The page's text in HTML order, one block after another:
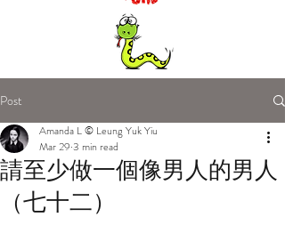
Post
請至少做一個像男人的男人
（七十二）
Amanda L © Leung Yuk Yiu
Mar 29 3 min read